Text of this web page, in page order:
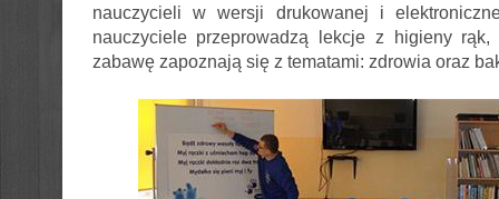
nauczycieli w wersji drukowanej i
nauczyciele przeprowadzą lekcje z higieny
zabawę zapoznają się z tematami: zdrowia oraz